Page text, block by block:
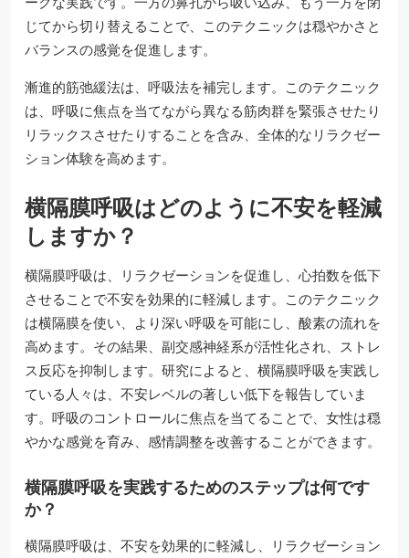
じてから切り替えることで、このテクニックは穏やかさと
バランスの感覚を促進します。
漸進的筋弛緩法は、呼吸法を補完します。このテクニック
は、呼吸に焦点を当てながら異なる筋肉群を緊張させたり
リラックスさせたりすることを含み、全体的なリラクゼー
ション体験を高めます。
横隔膜呼吸はどのように不安を軽減
しますか？
横隔膜呼吸は、リラクゼーションを促進し、心拍数を低下
させることで不安を効果的に軽減します。このテクニック
は横隔膜を使い、より深い呼吸を可能にし、酸素の流れを
高めます。その結果、副交感神経系が活性化され、ストレ
ス反応を抑制します。研究によると、横隔膜呼吸を実践し
ている人々は、不安レベルの著しい低下を報告していま
す。呼吸のコントロールに焦点を当てることで、女性は穏
やかな感覚を育み、感情調整を改善することができます。
横隔膜呼吸を実践するためのステップは何です
か？
横隔膜呼吸は、不安を効果的に軽減し、リラクゼーション